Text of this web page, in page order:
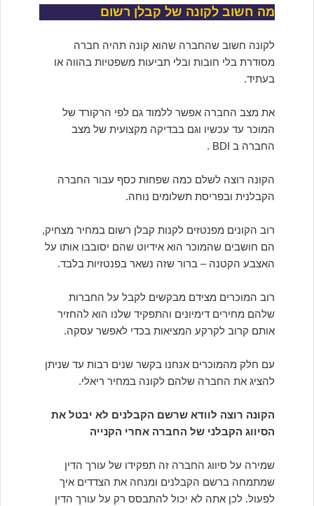
מה חשוב לקונה של קבלן רשום
לקונה חשוב שהחברה שהוא קונה תהיה חברה
מסודרת בלי חובות ובלי תביעות משפטיות בהווה או
בעתיד.
את מצב החברה אפשר ללמוד גם לפי הרקורד של
המוכר עד עכשיו וגם בבדיקה מקצועית של מצב
החברה ב BDI .
הקונה רוצה לשלם כמה שפחות כסף עבור החברה
הקבלנית ובפריסת תשלומים נוחה.
רוב הקונים מפנטזים לקנות קבלן רשום במחיר מצחיק,
הם חושבים שהמוכר הוא אידיוט שהם יסובבו אותו על
האצבע הקטנה – ברור שזה נשאר בפנטזיות בלבד.
רוב המוכרים מצידם מבקשים לקבל על החברות
שלהם מחירים דימיונים והתפקיד שלנו הוא להחזיר
אותם קרוב לקרקע המציאות בכדי לאפשר עסקה.
עם חלק מהמוכרים אנחנו בקשר שנים רבות עד שניתן
להציג את החברה שלהם לקונה במחיר ריאלי.
הקונה רוצה לוודא שרשם הקבלנים לא יבטל את
הסיווג הקבלני של החברה אחרי הקנייה
שמירה על סיווג החברה זה תפקידו של עורך הדין
שמתמחה ברשם הקבלנים ומנחה את הצדדים איך
לפעול. לכן אתה לא יכול להתבסס רק על עורך הדין